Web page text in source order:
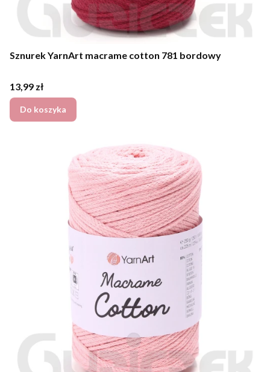
Sznurek YarnArt macrame cotton 781 bordowy
Cena
13,99 zł
Do koszyka